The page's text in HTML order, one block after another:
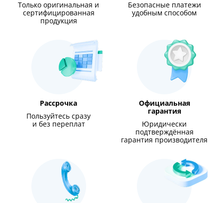
Только оригинальная и
сертифицированная
продукция
Безопасные платежи
удобным способом
Рассрочка
Пользуйтесь сразу
и без переплат
Официальная
гарантия
Юридически
подтверждённая
гарантия производителя